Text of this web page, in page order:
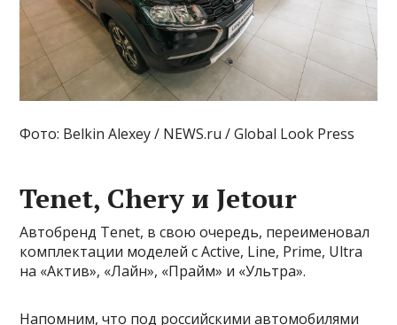
Фото: Belkin Alexey / NEWS.ru / Global Look Press
Tenet, Chery и Jetour
Автобренд Tenet, в свою очередь, переименовал
комплектации моделей с Active, Line, Prime, Ultra
на «Актив», «Лайн», «Прайм» и «Ультра».
Напомним, что под российскими автомобилями